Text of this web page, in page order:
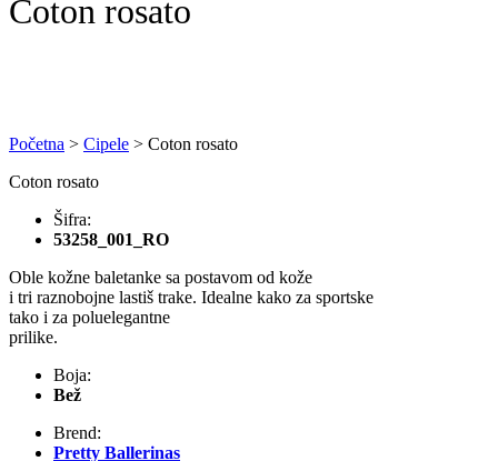
Coton rosato
Početna > Cipele > Coton rosato
Coton rosato
Šifra:
53258_001_RO
Oble kožne baletanke sa postavom od kože
i tri raznobojne lastiš trake. Idealne kako za sportske
tako i za poluelegantne
prilike.
Boja:
Bež
Brend:
Pretty Ballerinas